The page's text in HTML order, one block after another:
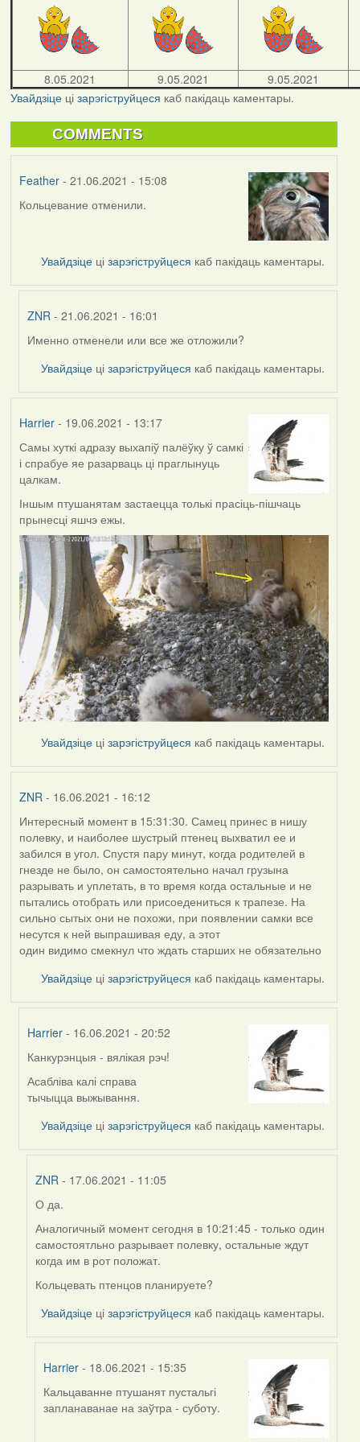
8.05.2021 9.05.2021
9.05.2021
Увайдзіцеці зарэгіструйцеся каб пакідаць каментары.
COMMENTS
Feather- 21.06.2021 - 15:08
Кольцевание отменили.
Увайдзіце цізарэгіструйцеся каб пакідаць каментары.
ZNR - 21.06.2021 - 16:01
In
reply
by
Именно отменели или все же отложили?
Увайдзіце цізарэгіструйцеся каб пакідаць каментары.
Harrier- 19.06.2021 - 13:17
Самы хуткі адразу выхапіў палёўку ў самкі
і спрабуе яе разарваць ці праглынуць
цалкам.
Іншым птушанятам застаецца толькі прасіць-пішчаць
прынесці яшчэ ежы.
Увайдзіце цізарэгіструйцеся каб пакідаць каментары.
ZNR - 16.06.2021 - 16:12
Интересный момент в 15:31:30. Самец принес в нишу
полевку, и наиболее шустрый птенец выхватил ее и
забился в угол. Спустя пару минут, когда родителей в
гнезде не было, он самостоятельно начал грузына
разрывать и уплетать, в то время когда остальные и не
пытались отобрать или присоедениться к трапезе. На
сильно сытых они не похожи, при появлении самки все
несутся к ней выпрашивая еду, а этот
один видимо смекнул что ждать старших не обязательно
Увайдзіце цізарэгіструйцеся каб пакідаць каментары.
Harrier - 16.06.2021 - 20:52
In
reply
to
ZNR
Канкурэнцыя - вялікая рэч!
Асабліва калі справа
тычыцца выжывання.
Увайдзіце цізарэгіструйцеся каб пакідаць каментары.
ZNR - 17.06.2021 - 11:05
In
reply
to
by
О да.
Аналогичный момент сегодня в 10:21:45 - только один
самостоятльно разрывает полевку, остальные ждут
когда им в рот положат.
Кольцевать птенцов планируете?
Увайдзіце цізарэгіструйцеся каб пакідаць каментары.
Harrier- 18.06.2021 - 15:35
In
reply
Кальцаванне птушанят пустальгі
запланаванае на заўтра - суботу.